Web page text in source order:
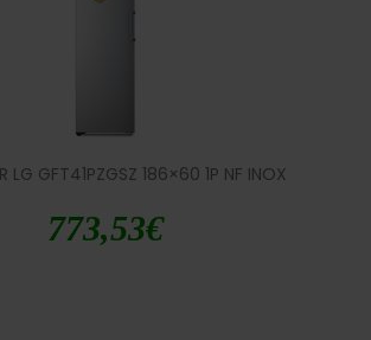
LG GFT41PZGSZ 186×60 1P NF INOX
773,53€